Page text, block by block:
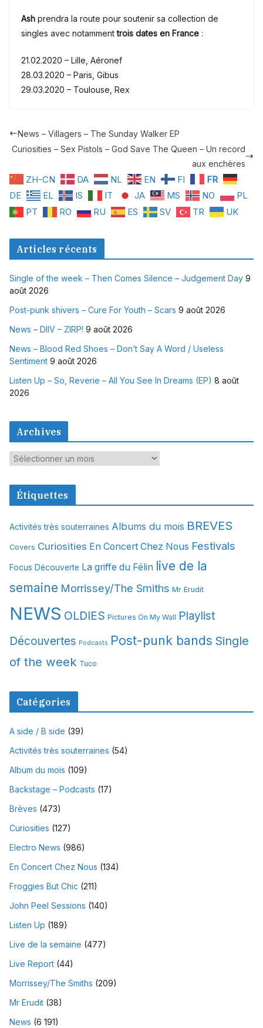
Ash prendra la route pour soutenir sa collection de
singles avec notammenttrois dates en France :
21.02.2020 – Lille, Aéronef
28.03.2020 – Paris, Gibus
29.03.2020 – Toulouse, Rex
News – Villagers – The Sunday Walker EP
Curiosities – Sex Pistols – God Save The Queen – Un record
aux enchères
ZH-CN DA NL EN FI
FR
DE
EL IS IT JA MS NO
PL
PT
RO RU ES SV TR UK
Articles récents
Single of the week – Then Comes Silence – Judgement Day 9
août 2026
Post-punk shivers – Cure For Youth – Scars 9 août 2026
News – DIIV – ZIRP! 9 août 2026
News – Blood Red Shoes – Don’t Say A Word / Useless
Sentiment 9 août 2026
Listen Up – So, Reverie – All You See In Dreams (EP) 8 août
2026
Archives
A
c
v
e
Étiquettes
Activités très souterraines Albums du mois BREVES
Covers Curiosities En Concert Chez Nous Festivals
Focus Découverte La griffe du Félin live de la
semaine Morrissey/The Smiths Mr Erudit
NEWS OLDIES Pictures On My Wall Playlist
Découvertes Podcasts Post-punk bands Single
of the week Tuco
Catégories
A side / B side (39)
Activités très souterraines (54)
Album du mois (109)
Backstage – Podcasts (17)
Brèves (473)
Curiosities (127)
Electro News (986)
En Concert Chez Nous (134)
Froggies But Chic (211)
John Peel Sessions (140)
Listen Up (189)
Live de la semaine (477)
Live Report (44)
Morrissey/The Smiths (209)
Mr Erudit (38)
News (6 191)